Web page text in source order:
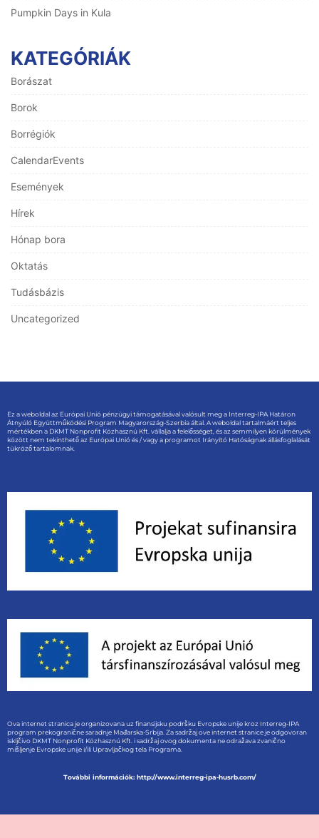
Pumpkin Days in Kula
KATEGÓRIÁK
Borászat
Borok
Borrégiók
CalendarEvents
Események
Hírek
Hónap bora
Oktatás
Tudásbázis
Uncategorized
Ez a weboldal az Európai Unió pénzügyi támogatásával valósult meg a Interreg-IPA Határon
Átnyúló Együttműködési Program Magyarország-Szerbia által. A weboldal tartalmáért teljes
mértékben a DKMT Nonprofit Közhasznú Kft. vállalja a felelősséget, és az semmilyen körülmények
között nem tekinthető az Európai Unió és / vagy a programot Irányító Hatóságnak állásfoglalását
tükröző tartalomnak.
Ova internet stranica je organizovana uz finansijsku podršku Evropske unije kroz Interreg-IPA
program prekogranične saradnje Mađarska-Srbija. Za sadržaj ove internet stranice je odgovoran
iskljčivo DKMT Nonprofit Közhasznú Kft. i sadržaj ovog dokumenta ne odražava zvanično
mišljenje Evropske unije i/ili Upravljačkog tela Programa.
További információk: http://www.interreg-ipa-husrb.com/